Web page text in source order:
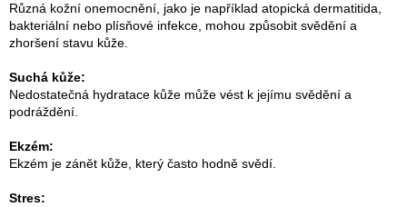
Různá kožní onemocnění, jako je například atopická dermatitida,
bakteriální nebo plísňové infekce, mohou způsobit svědění a
zhoršení stavu kůže.
Suchá kůže:
Nedostatečná hydratace kůže může vést k jejímu svědění a
podráždění.
Ekzém:
Ekzém je zánět kůže, který často hodně svědí.
Stres: